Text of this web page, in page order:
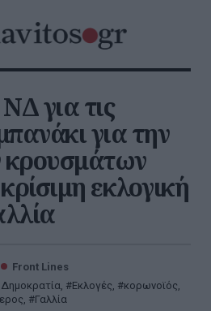
για τις
για την
εκλογική
Front Lines
, Εκλογές, κορωνοϊός,
, Γαλλία